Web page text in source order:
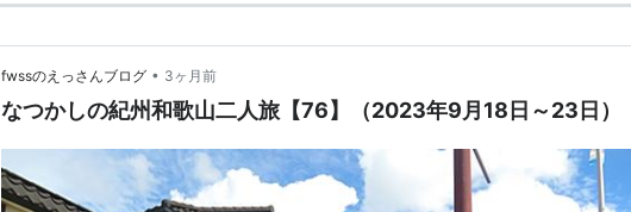
fwssのえっさんブログ • 3ヶ月前
なつかしの紀州和歌山二人旅【76】（2023年9月18日～23日）